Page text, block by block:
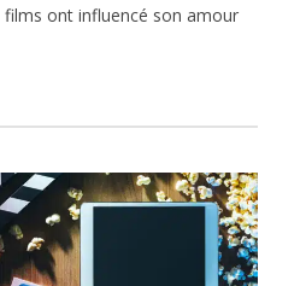
ont influencé son amour